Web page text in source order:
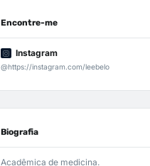
Encontre-me
Instagram
@https://instagram.com/leebelo
Biografia
Acadêmica de medicina.